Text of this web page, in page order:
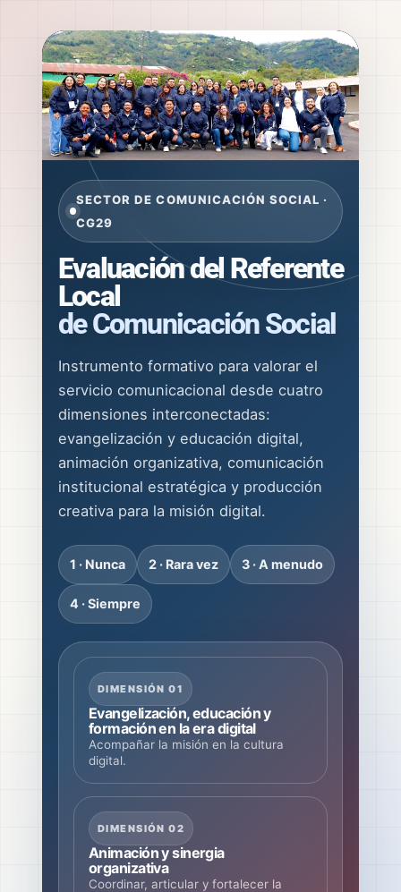
SECTOR DE COMUNICACIÓN SOCIAL ·
CG29
Evaluación del Referente
Local
de Comunicación Social
Instrumento formativo para valorar el
servicio comunicacional desde cuatro
dimensiones interconectadas:
evangelización y educación digital,
animación organizativa, comunicación
institucional estratégica y producción
creativa para la misión digital.
1 · Nunca 2 · Rara vez 3 · A menudo
4 · Siempre
DIMENSIÓN 01
Evangelización, educación y
formación en la era digital
Acompañar la misión en la cultura
digital.
DIMENSIÓN 02
Animación y sinergia
organizativa
Coordinar, articular y fortalecer la